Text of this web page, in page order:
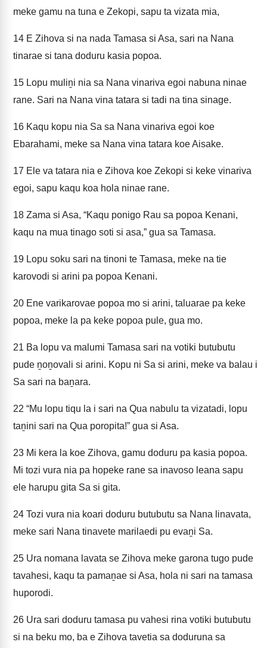
meke gamu na tuna e Zekopi, sapu ta vizata mia,
14 E Zihova si na nada Tamasa si Asa, sari na Nana
tinarae si tana doduru kasia popoa.
15 Lopu muliṉi nia sa Nana vinariva egoi nabuna ninae
rane. Sari na Nana vina tatara si tadi na tina sinage.
16 Kaqu kopu nia Sa sa Nana vinariva egoi koe
Ebarahami, meke sa Nana vina tatara koe Aisake.
17 Ele va tatara nia e Zihova koe Zekopi si keke vinariva
egoi, sapu kaqu koa hola ninae rane.
18 Zama si Asa, “Kaqu ponigo Rau sa popoa Kenani,
kaqu na mua tinago soti si asa,” gua sa Tamasa.
19 Lopu soku sari na tinoni te Tamasa, meke na tie
karovodi si arini pa popoa Kenani.
20 Ene varikarovae popoa mo si arini, taluarae pa keke
popoa, meke la pa keke popoa pule, gua mo.
21 Ba lopu va malumi Tamasa sari na votiki butubutu
pude ṉoṉovali si arini. Kopu ni Sa si arini, meke va balau i
Sa sari na baṉara.
22 “Mu lopu tiqu la i sari na Qua nabulu ta vizatadi, lopu
taṉini sari na Qua poropita!” gua si Asa.
23 Mi kera la koe Zihova, gamu doduru pa kasia popoa.
Mi tozi vura nia pa hopeke rane sa inavoso leana sapu
ele harupu gita Sa si gita.
24 Tozi vura nia koari doduru butubutu sa Nana linavata,
meke sari Nana tinavete marilaedi pu evaṉi Sa.
25 Ura nomana lavata se Zihova meke garona tugo pude
tavahesi, kaqu ta pamaṉae si Asa, hola ni sari na tamasa
huporodi.
26 Ura sari doduru tamasa pu vahesi rina votiki butubutu
si na beku mo, ba e Zihova tavetia sa doduruna sa